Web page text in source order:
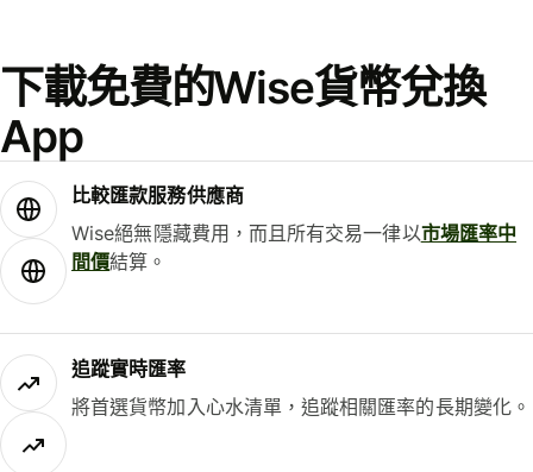
下載免費的Wise貨幣兌換
App
比較匯款服務供應商
Wise絕無隱藏費用，而且所有交易一律以市場匯率中
間價結算。
追蹤實時匯率
將首選貨幣加入心水清單，追蹤相關匯率的長期變化。